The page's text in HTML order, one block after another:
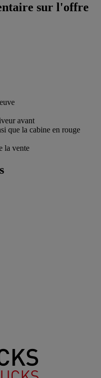
sur l'offre
avant
que la cabine en rouge
la vente